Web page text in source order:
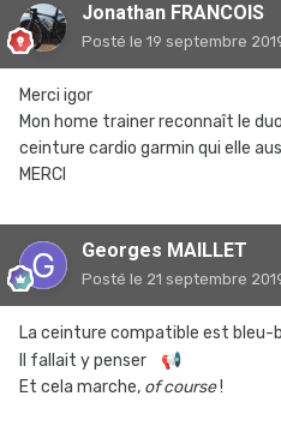
Jonathan FRANCOIS
Posté le 19 septembre
Merci igor
Mon home trainer reconnaît le
ceinture cardio garmin qui elle
MERCI
Georges MAILLET
Posté le 21 septembre
La ceinture compatible est bleu-
Il fallait y penser 📢
Et cela marche, of course!